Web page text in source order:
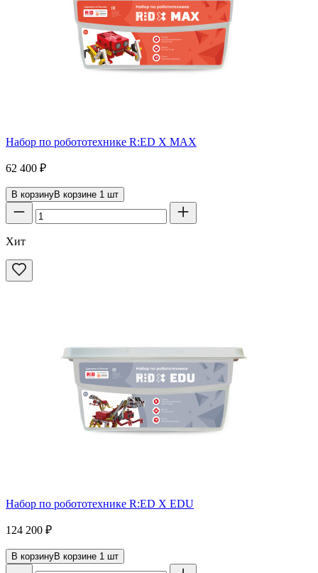
Набор по робототехнике R:ED X MAX
62 400 ₽
В корзинуВ корзине 1 шт
Хит
Набор по робототехнике R:ED X EDU
124 200 ₽
В корзинуВ корзине 1 шт